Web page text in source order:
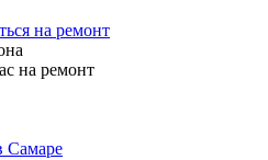
на ремонт
на ремонт
Самаре